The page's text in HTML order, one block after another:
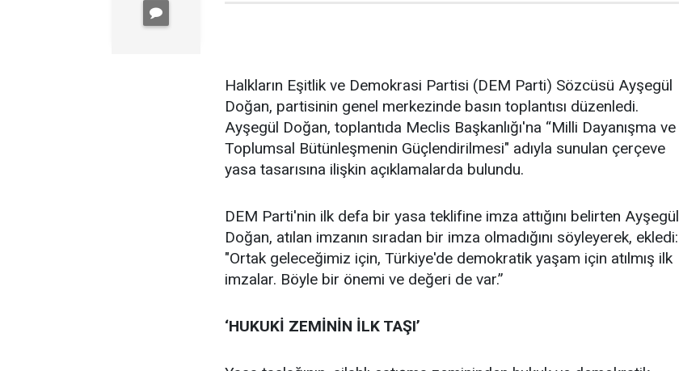
Halkların Eşitlik ve Demokrasi Partisi (DEM Parti) Sözcüsü Ayşegül
Doğan, partisinin genel merkezinde basın toplantısı düzenledi.
Ayşegül Doğan, toplantıda Meclis Başkanlığı'na “Milli Dayanışma ve
Toplumsal Bütünleşmenin Güçlendirilmesi" adıyla sunulan çerçeve
yasa tasarısına ilişkin açıklamalarda bulundu.
DEM Parti'nin ilk defa bir yasa teklifine imza attığını belirten Ayşegül
Doğan, atılan imzanın sıradan bir imza olmadığını söyleyerek, ekledi:
"Ortak geleceğimiz için, Türkiye'de demokratik yaşam için atılmış ilk
imzalar. Böyle bir önemi ve değeri de var.”
‘HUKUKİ ZEMİNİN İLK TAŞI’